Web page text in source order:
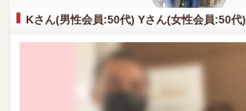
Kさん(男性会員:50代) Yさん(女性会員:50代)